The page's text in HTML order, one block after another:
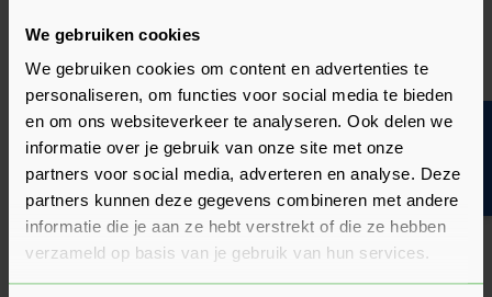
We gebruiken cookies
We gebruiken cookies om content en advertenties te
personaliseren, om functies voor social media te bieden
en om ons websiteverkeer te analyseren. Ook delen we
informatie over je gebruik van onze site met onze
partners voor social media, adverteren en analyse. Deze
partners kunnen deze gegevens combineren met andere
informatie die je aan ze hebt verstrekt of die ze hebben
verzameld op basis van je gebruik van hun services.
snelbouwblokken zich door:
Duurzaamheid
Lange levensduur
Brandwerendheid
Verschillende types
snelbouwblokken op voorraad!
Bij Sleiderink hebben we een ruime voorraad aan PM20,
PM25, PL25, Poriso stucs, Uniblock lijmblokken en Uniblock
metselblokken.